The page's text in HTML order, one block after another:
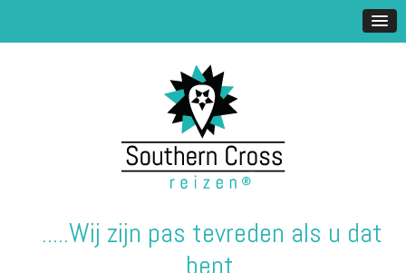
.....Wij zijn pas tevreden als u dat
bent.